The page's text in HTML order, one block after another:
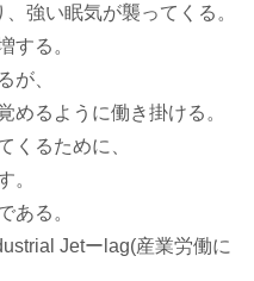
強い眠気が襲ってくる。
する。
が、
めるように働き掛ける。
くるために、
。
ある。
Jetーlag(産業労働に